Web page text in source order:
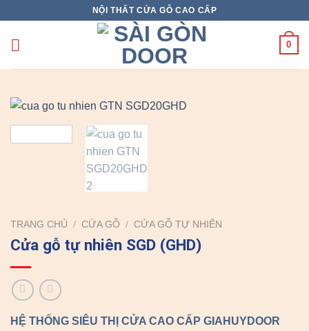
content
NỘI THẤT CỬA GỖ CAO CẤP
0
TRANG CHỦ / CỬA GỖ / CỬA GỖ TỰ NHIÊN
Cửa gỗ tự nhiên SGD (GHD)
HỆ THỐNG SIÊU THỊ CỬA CAO CẤP GIAHUYDOOR